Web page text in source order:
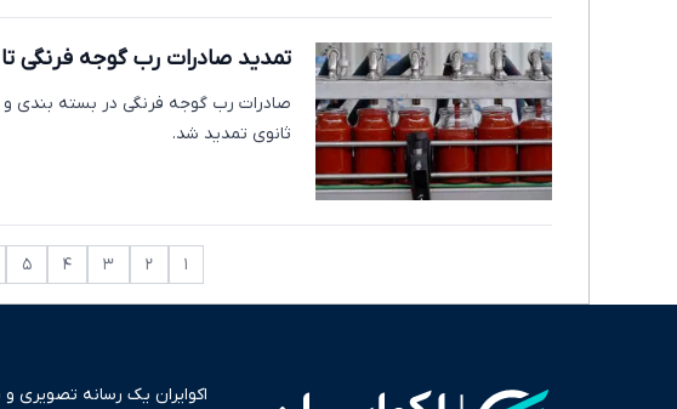
تمدید صادرات رب گوجه فرنگی تا
ثانوی تمدید شد.
۱ ۲ ۳ ۴ ۵
اکوایران یک رسانه تصویری